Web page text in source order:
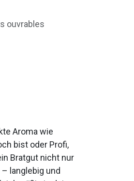
ouvrables
Aroma wie
bist oder Profi,
Bratgut nicht nur
langlebig und